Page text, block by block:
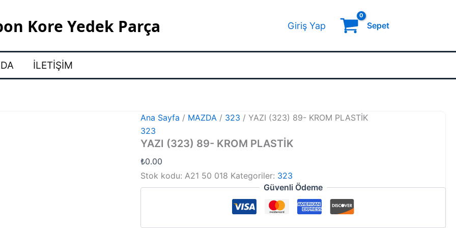
Kore Yedek Parça Giriş Yap Sepet
İLETIŞIM
Ana Sayfa / MAZDA / 323 / YAZI (323) 89- KROM PLASTİK
323
YAZI (323) 89- KROM PLASTİK
₺0.00
Stok kodu:A21 50 018 Kategoriler: 323
Güvenli Ödeme